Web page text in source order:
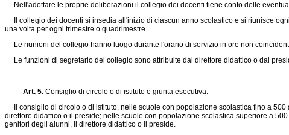
Nell'adottare le proprie deliberazioni il collegio dei docenti tiene conto delle
Il collegio dei docenti si insedia all'inizio di ciascun anno scolastico e si riunisce
una volta per ogni trimestre o quadrimestre.
Le riunioni del collegio hanno luogo durante l'orario di servizio in ore non
Le funzioni di segretario del collegio sono attribuite dal direttore didattico o dal
Art. 5. Consiglio di circolo o di istituto e giunta esecutiva.
Il consiglio di circolo o di istituto, nelle scuole con popolazione scolastica fino a
direttore didattico o il preside; nelle scuole con popolazione scolastica superiore a
genitori degli alunni, il direttore didattico o il preside.